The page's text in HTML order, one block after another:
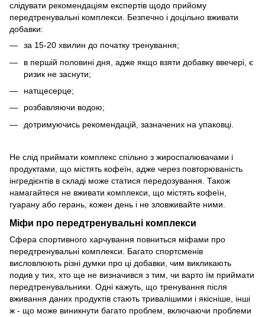
слідувати рекомендаціям експертів щодо прийому
передтренувальні комплекси. Безпечно і доцільно вживати
добавки:
за 15-20 хвилин до початку тренування;
в першій половині дня, адже якщо взяти добавку ввечері, є
ризик не заснути;
натщесерце;
розбавляючи водою;
дотримуючись рекомендацій, зазначених на упаковці.
Не слід приймати комплекс спільно з жироспалювачами і
продуктами, що містять кофеїн, адже через повторюваність
інгредієнтів в складі може статися передозування. Також
намагайтеся не вживати комплекси, що містять кофеїн,
гуарану або герань, кожен день і не зловживайте ними.
Міфи про передтренувальні комплекси
Сфера спортивного харчування повниться міфами про
передтренувальні комплекси. Багато спортсменів
висловлюють різні думки про ці добавки, чим викликають
подив у тих, хто ще не визначився з тим, чи варто їм приймати
передтренувальники. Одні кажуть, що тренування після
вживання даних продуктів стають тривалішими і якісніше, інші
ж - що може виникнути багато проблем, включаючи проблеми